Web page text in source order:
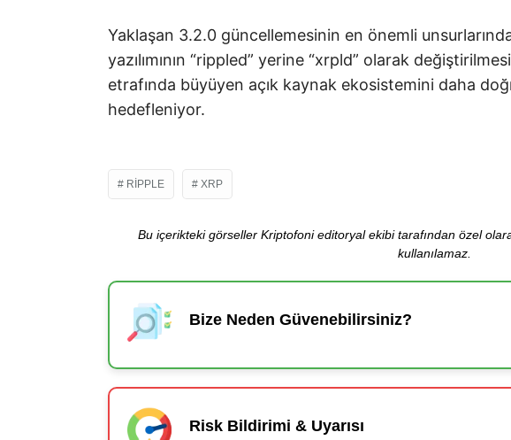
Yaklaşan 3.2.0 güncellemesinin en önemli
yazılımının “rippled” yerine “xrpld” olarak
etrafında büyüyen açık kaynak ekosistemini daha
hedefleniyor.
RIPPLE XRP
Bu içerikteki görseller Kriptofoni editoryal ekibi tarafından özel
kullanılamaz.
Bize Neden Güvenebilirsiniz?
Risk Bildirimi & Uyarısı